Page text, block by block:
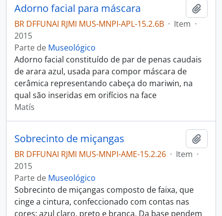
Adorno facial para máscara
BR DFFUNAI RJMI MUS-MNPI-APL-15.2.6B · Item ·
2015
Parte de Museológico
Adorno facial constituído de par de penas caudais
de arara azul, usada para compor máscara de
cerâmica representando cabeça do mariwin, na
qual são inseridas em orifícios na face
Matís
Sobrecinto de miçangas
BR DFFUNAI RJMI MUS-MNPI-AME-15.2.26 · Item ·
2015
Parte de Museológico
Sobrecinto de miçangas composto de faixa, que
cinge a cintura, confeccionado com contas nas
cores: azul claro, preto e branca. Da base pendem